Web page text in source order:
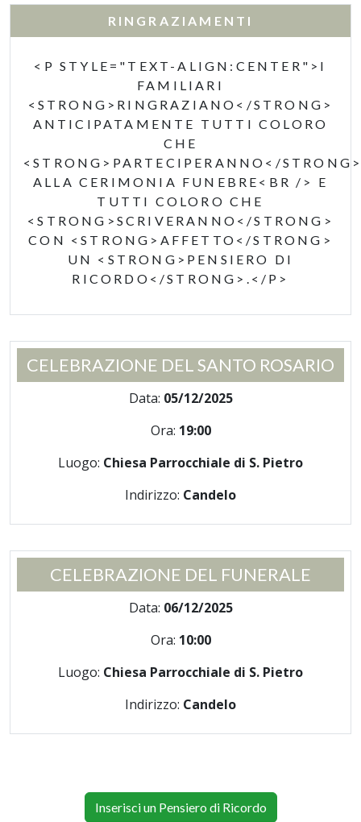
RINGRAZIAMENTI
<P STYLE="TEXT-ALIGN:CENTER">I
FAMILIARI
<STRONG>RINGRAZIANO</STRONG>
ANTICIPATAMENTE TUTTI COLORO
CHE
<STRONG>PARTECIPERANNO</
ALLA CERIMONIA FUNEBRE<BR /> E
TUTTI COLORO CHE
<STRONG>SCRIVERANNO</STRONG>
CON <STRONG>AFFETTO</STRONG>
UN <STRONG>PENSIERO DI
RICORDO</STRONG>.</P>
CELEBRAZIONE DEL SANTO ROSARIO
Data: 05/12/2025
Ora: 19:00
Luogo: Chiesa Parrocchiale di S. Pietro
Indirizzo: Candelo
CELEBRAZIONE DEL FUNERALE
Data: 06/12/2025
Ora: 10:00
Luogo: Chiesa Parrocchiale di S. Pietro
Indirizzo: Candelo
Inserisci un Pensiero di Ricordo